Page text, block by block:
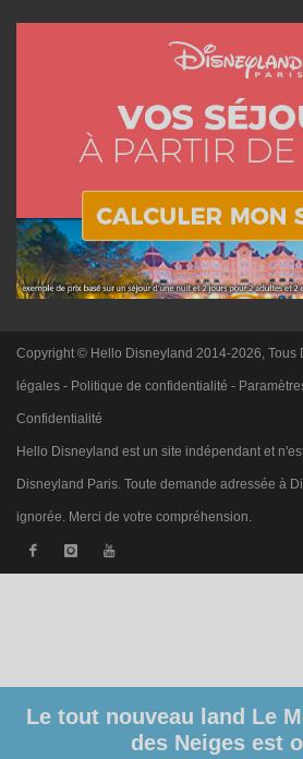
Copyright © Hello Disneyland 2014-2026, Tous
légales - Politique de confidentialité -
Confidentialité
Hello Disneyland est un site indépendant et
Disneyland Paris. Toute demande adressée à
ignorée. Merci de votre compréhension.
Le tout nouveau land Le
des Neiges est